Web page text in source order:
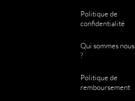
p
t
o
p
Politique de
confidentialité
Qui sommes nous
?
Politique de
remboursement